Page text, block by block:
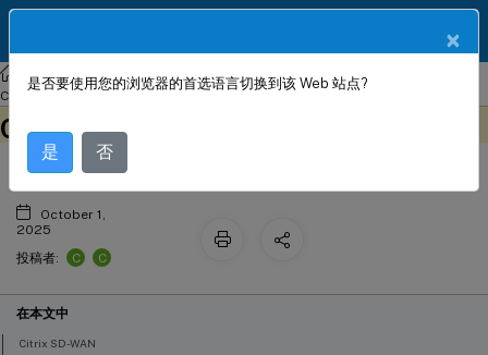
Citrix SD-WAN Center Citrix SD-WANCenter
Citrix SD-WAN
Center 11使用 Citrix SD-WAN™Center 集成
Citrix SD-WAN
October 1,
2025
投稿者:
C C
在本文中
Citrix SD-WAN
×
是否要使用您的浏览器的首选语言切换到该 Web 站点?
是 否